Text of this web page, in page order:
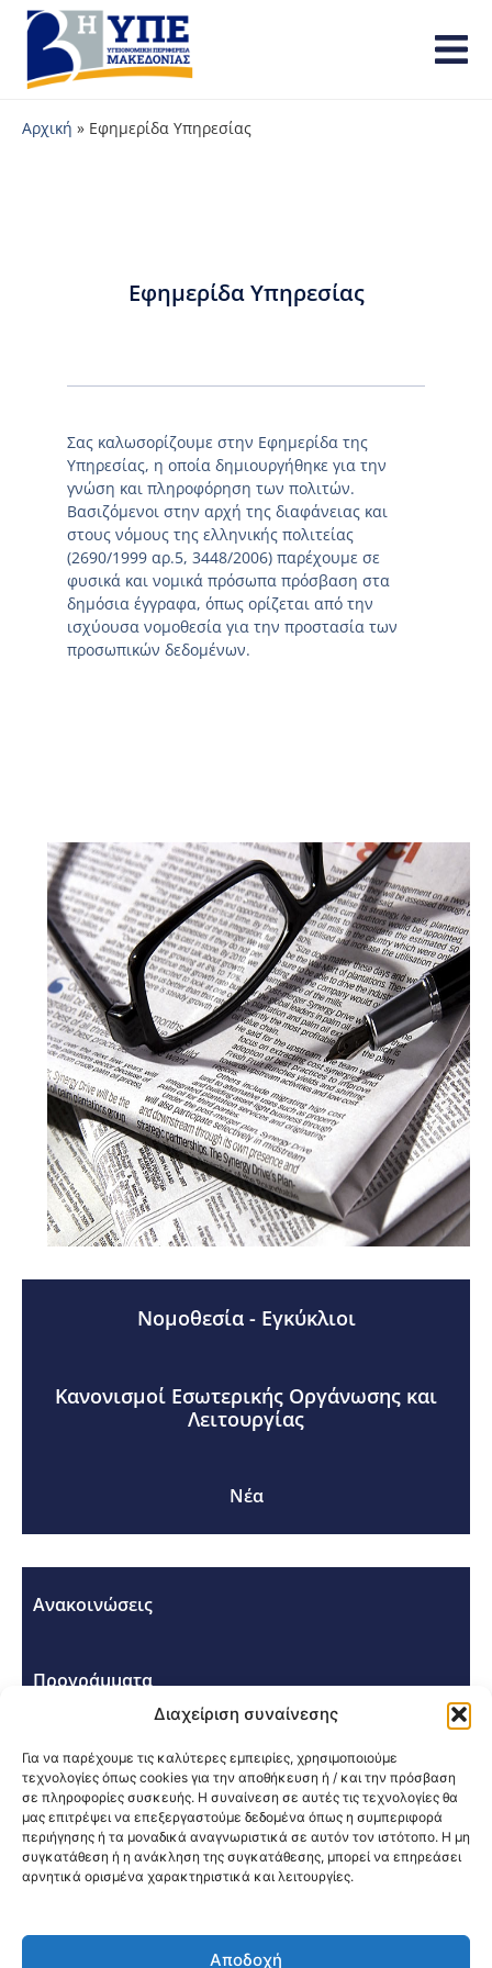
Διαχείριση συναίνεσης
Για να παρέχουμε τις καλύτερες εμπειρίες, χρησιμοποιούμε
τεχνολογίες όπως cookies για την αποθήκευση ή / και την πρόσβαση
σε πληροφορίες συσκευής. Η συναίνεση σε αυτές τις τεχνολογίες θα
μας επιτρέψει να επεξεργαστούμε δεδομένα όπως η συμπεριφορά
περιήγησης ή τα μοναδικά αναγνωριστικά σε αυτόν τον ιστότοπο. Η μη
συγκατάθεση ή η ανάκληση της συγκατάθεσης, μπορεί να επηρεάσει
αρνητικά ορισμένα χαρακτηριστικά και λειτουργίες.
Αποδοχή
Αρχική » Εφημερίδα Υπηρεσίας
Εφημερίδα Υπηρεσίας
Σας καλωσορίζουμε στην Εφημερίδα της
Υπηρεσίας, η οποία δημιουργήθηκε για την
γνώση και πληροφόρηση των πολιτών.
Βασιζόμενοι στην αρχή της διαφάνειας και
στους νόμους της ελληνικής πολιτείας
(2690/1999 αρ.5, 3448/2006) παρέχουμε σε
φυσικά και νομικά πρόσωπα πρόσβαση στα
δημόσια έγγραφα, όπως ορίζεται από την
ισχύουσα νομοθεσία για την προστασία των
προσωπικών δεδομένων.
Νομοθεσία - Εγκύκλιοι
Κανονισμοί Εσωτερικής Οργάνωσης και
Λειτουργίας
Νέα
Ανακοινώσεις
Προγράμματα
Σεμινάρια - Συνέδρια